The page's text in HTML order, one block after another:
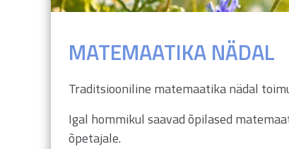
MATEMAATIKA NÄDAL
Traditsiooniline matemaatika nädal
Igal hommikul saavad õpilased
õpetajale.